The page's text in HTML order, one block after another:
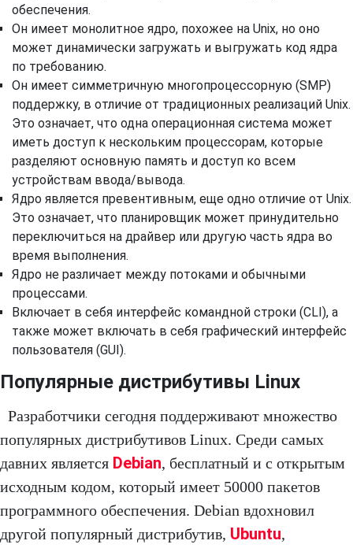
обеспечения.
Он имеет монолитное ядро, похожее на Unix, но оно
может динамически загружать и выгружать код ядра
по требованию.
Он имеет симметричную многопроцессорную (SMP)
поддержку, в отличие от традиционных реализаций Unix.
Это означает, что одна операционная система может
иметь доступ к нескольким процессорам, которые
разделяют основную память и доступ ко всем
устройствам ввода/вывода.
Ядро является превентивным, еще одно отличие от Unix.
Это означает, что планировщик может принудительно
переключиться на драйвер или другую часть ядра во
время выполнения.
Ядро ​​не различает между потоками и обычными
процессами.
Включает в себя интерфейс командной строки (CLI), а
также может включать в себя графический интерфейс
пользователя (GUI).
Популярные дистрибутивы Linux
Разработчики сегодня поддерживают множество
популярных дистрибутивов Linux. Среди самых
давних является Debian, бесплатный и с открытым
исходным кодом, который имеет 50000 пакетов
программного обеспечения. Debian вдохновил
другой популярный дистрибутив, Ubuntu,